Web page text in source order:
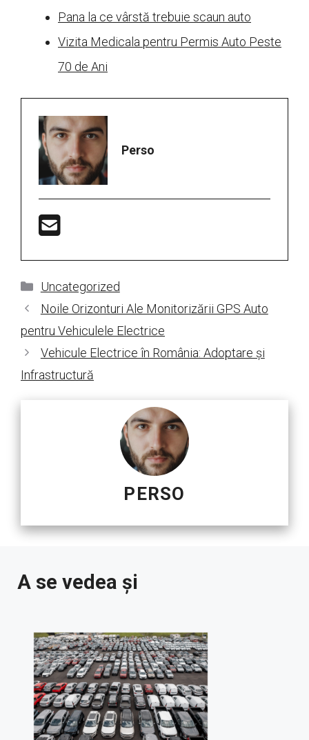
Pana la ce vârstă trebuie scaun auto
Vizita Medicala pentru Permis Auto Peste
70 de Ani
Perso
Categorii
Uncategorized
Noile Orizonturi Ale Monitorizării GPS Auto
pentru Vehiculele Electrice
Vehicule Electrice în România: Adoptare și
Infrastructură
PERSO
A se vedea și